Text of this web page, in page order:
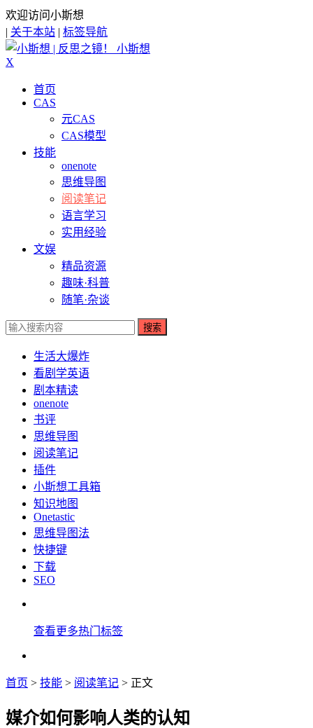
欢迎访问小斯想
| 关于本站 | 标签导航
小斯想
X
首页
CAS
元CAS
CAS模型
技能
onenote
思维导图
阅读笔记
语言学习
实用经验
文娱
精品资源
趣味·科普
随笔·杂谈
搜索
生活大爆炸
看剧学英语
剧本精读
onenote
书评
思维导图
阅读笔记
插件
小斯想工具箱
知识地图
Onetastic
思维导图法
快捷键
下载
SEO
查看更多热门标签
首页 > 技能 > 阅读笔记 > 正文
媒介如何影响人类的认知